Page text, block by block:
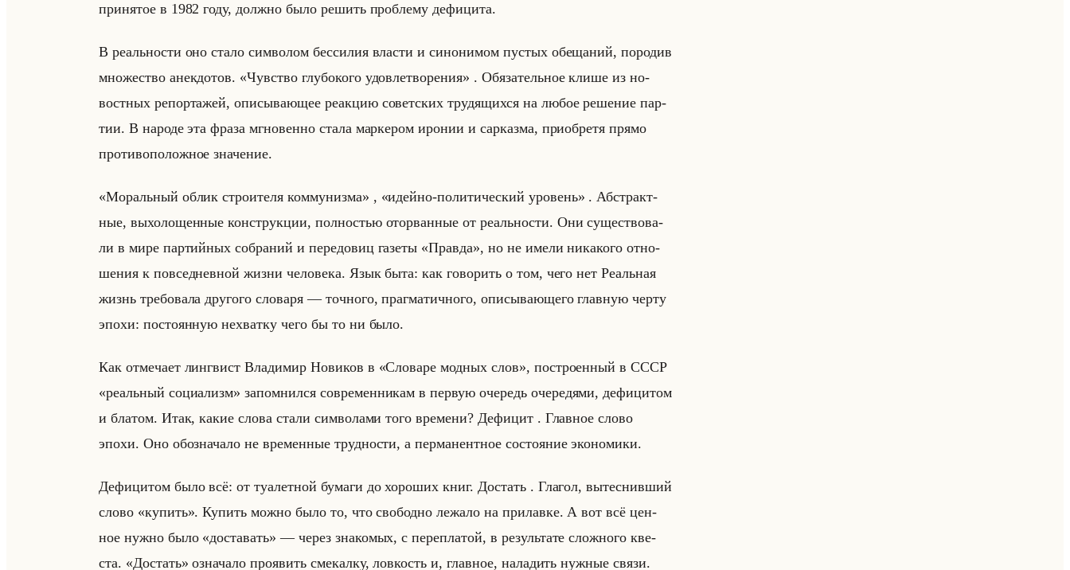
при­ня­тое в 1982 году, долж­но было ре­шить про­бле­му де­фи­ци­та.
В ре­ально­сти оно стало сим­во­лом бес­си­лия вла­сти и си­но­ни­мом пу­стых обе­ща­ний, по­ро­див
мно­же­ство анек­до­тов. «Чувство глубокого удовлетворения» . Обя­за­тельное клише из но­
вост­ных ре­пор­та­жей, опи­сы­ва­ющее ре­ак­цию со­вет­ских тру­дя­щих­ся на любое ре­ше­ние пар­
тии. В на­ро­де эта фраза мгно­вен­но стала мар­ке­ром иро­нии и сар­каз­ма, при­об­ре­тя прямо
про­ти­во­по­лож­ное зна­че­ние.
«Моральный облик строителя коммунизма» , «идейно-политический уровень» . Аб­стракт­
ные, вы­хо­ло­щен­ные кон­струк­ции, пол­но­стью ото­рван­ные от ре­ально­сти. Они су­ще­ство­ва­
ли в мире пар­тийных со­бра­ний и пе­ре­до­виц га­зе­ты «Правда», но не имели ни­ка­ко­го от­но­
ше­ния к по­все­днев­ной жизни че­ло­ве­ка. Язык быта: как го­во­рить о том, чего нет Ре­альная
жизнь тре­бо­ва­ла дру­го­го сло­ва­ря — точ­но­го, праг­ма­тич­но­го, опи­сы­ва­юще­го глав­ную черту
эпохи: по­сто­ян­ную нехват­ку чего бы то ни было.
Как от­ме­ча­ет линг­вист Вла­ди­мир Но­ви­ков в «Словаре модных слов», по­стро­ен­ный в СССР
«реальный социализм» за­пом­нил­ся со­вре­мен­ни­кам в первую оче­редь оче­ре­дя­ми, де­фи­ци­том
и бла­том. Итак, какие слова стали сим­во­ла­ми того вре­ме­ни? Де­фи­цит . Глав­ное слово
эпохи. Оно обо­зна­ча­ло не вре­мен­ные труд­но­сти, а пер­ма­нент­ное со­сто­яние эко­но­ми­ки.
Де­фи­ци­том было всё: от туа­лет­ной бу­ма­ги до хо­ро­ших книг. До­стать . Гла­гол, вы­тес­нив­ший
слово «купить». Ку­пить можно было то, что сво­бод­но ле­жа­ло на при­лав­ке. А вот всё цен­
ное нужно было «доставать» — через зна­ко­мых, с пе­ре­пла­той, в ре­зульта­те слож­но­го кве­
ста. «Достать» озна­ча­ло про­явить сме­кал­ку, лов­кость и, глав­ное, на­ла­дить нуж­ные связи.